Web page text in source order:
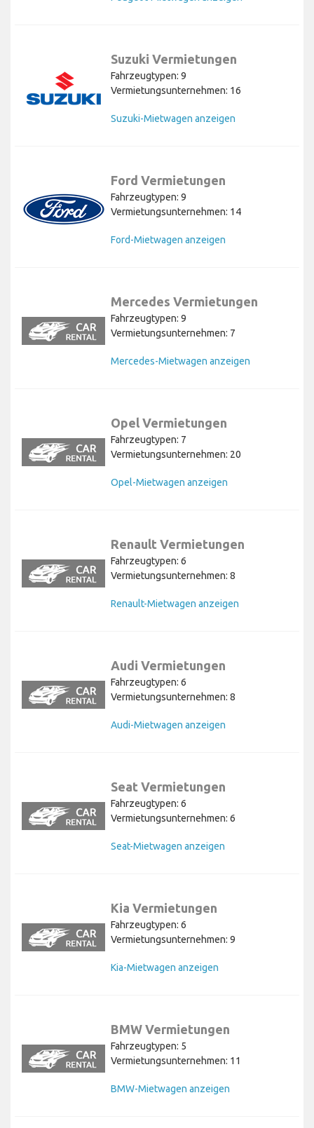
Suzuki Vermietungen
Fahrzeugtypen: 9
Vermietungsunternehmen: 16
Suzuki-Mietwagen anzeigen
Ford Vermietungen
Fahrzeugtypen: 9
Vermietungsunternehmen: 14
Ford-Mietwagen anzeigen
Mercedes Vermietungen
Fahrzeugtypen: 9
Vermietungsunternehmen: 7
Mercedes-Mietwagen anzeigen
Opel Vermietungen
Fahrzeugtypen: 7
Vermietungsunternehmen: 20
Opel-Mietwagen anzeigen
Renault Vermietungen
Fahrzeugtypen: 6
Vermietungsunternehmen: 8
Renault-Mietwagen anzeigen
Audi Vermietungen
Fahrzeugtypen: 6
Vermietungsunternehmen: 8
Audi-Mietwagen anzeigen
Seat Vermietungen
Fahrzeugtypen: 6
Vermietungsunternehmen: 6
Seat-Mietwagen anzeigen
Kia Vermietungen
Fahrzeugtypen: 6
Vermietungsunternehmen: 9
Kia-Mietwagen anzeigen
BMW Vermietungen
Fahrzeugtypen: 5
Vermietungsunternehmen: 11
BMW-Mietwagen anzeigen